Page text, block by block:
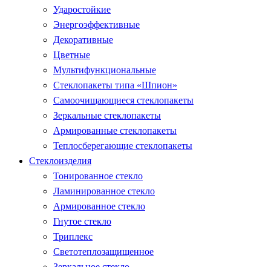
Ударостойкие
Энергоэффективные
Декоративные
Цветные
Мультифункциональные
Стеклопакеты типа «Шпион»
Самоочищающиеся стеклопакеты
Зеркальные стеклопакеты
Армированные стеклопакеты
Теплосберегающие стеклопакеты
Стеклоизделия
Тонированное стекло
Ламинированное стекло
Армированное стекло
Гнутое стекло
Триплекс
Светотеплозащищенное